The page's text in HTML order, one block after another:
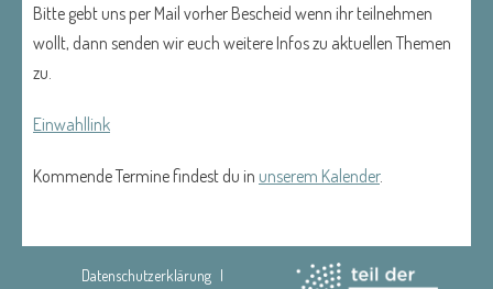
Bitte gebt uns per Mail vorher Bescheid wenn ihr teilnehmen
wollt, dann senden wir euch weitere Infos zu aktuellen Themen
zu.
Einwahllink
Kommende Termine findest du in unserem Kalender.
Datenschutzerklärung